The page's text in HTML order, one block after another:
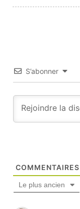
S’abonner
COMMENTAIRES
Le plus ancien